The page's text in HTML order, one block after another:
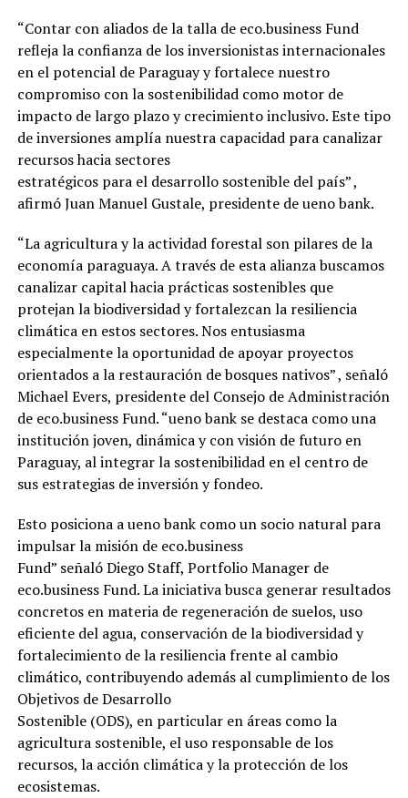
“Contar con aliados de la talla de eco.business Fund
refleja la confianza de los inversionistas internacionales
en el potencial de Paraguay y fortalece nuestro
compromiso con la sostenibilidad como motor de
impacto de largo plazo y crecimiento inclusivo. Este tipo
de inversiones amplía nuestra capacidad para canalizar
recursos hacia sectores
estratégicos para el desarrollo sostenible del país” ,
afirmó Juan Manuel Gustale, presidente de ueno bank.
“La agricultura y la actividad forestal son pilares de la
economía paraguaya. A través de esta alianza buscamos
canalizar capital hacia prácticas sostenibles que
protejan la biodiversidad y fortalezcan la resiliencia
climática en estos sectores. Nos entusiasma
especialmente la oportunidad de apoyar proyectos
orientados a la restauración de bosques nativos” , señaló
Michael Evers, presidente del Consejo de Administración
de eco.business Fund. “ueno bank se destaca como una
institución joven, dinámica y con visión de futuro en
Paraguay, al integrar la sostenibilidad en el centro de
sus estrategias de inversión y fondeo.
Esto posiciona a ueno bank como un socio natural para
impulsar la misión de eco.business
Fund” señaló Diego Staff, Portfolio Manager de
eco.business Fund. La iniciativa busca generar resultados
concretos en materia de regeneración de suelos, uso
eficiente del agua, conservación de la biodiversidad y
fortalecimiento de la resiliencia frente al cambio
climático, contribuyendo además al cumplimiento de los
Objetivos de Desarrollo
Sostenible (ODS), en particular en áreas como la
agricultura sostenible, el uso responsable de los
recursos, la acción climática y la protección de los
ecosistemas.